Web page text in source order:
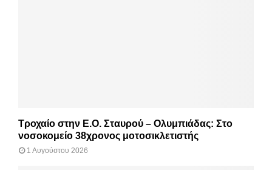
Τροχαίο στην Ε.Ο. Σταυρού – Ολυμπιάδας: Στο
νοσοκομείο 38χρονος μοτοσικλετιστής
1 Αυγούστου 2026